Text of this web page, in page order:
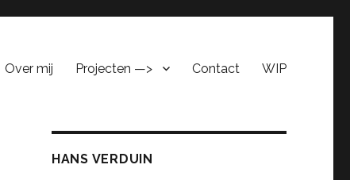
Over mij Projecten —> Contact WIP
HANS VERDUIN